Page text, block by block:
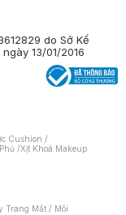
do Sở Kế
13/01/2016
Cushion /
/Xịt Khoá Makeup
Trang Mắt / Môi